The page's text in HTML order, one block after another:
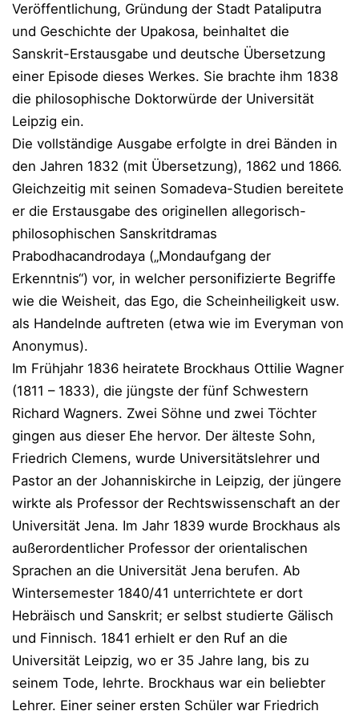
Veröffentlichung, Gründung der Stadt Pataliputra
und Geschichte der Upakosa, beinhaltet die
Sanskrit-Erstausgabe und deutsche Übersetzung
einer Episode dieses Werkes. Sie brachte ihm 1838
die philosophische Doktorwürde der Universität
Leipzig ein.
Die vollständige Ausgabe erfolgte in drei Bänden in
den Jahren 1832 (mit Übersetzung), 1862 und 1866.
Gleichzeitig mit seinen Somadeva-Studien bereitete
er die Erstausgabe des originellen allegorisch-
philosophischen Sanskritdramas
Prabodhacandrodaya („Mondaufgang der
Erkenntnis“) vor, in welcher personifizierte Begriffe
wie die Weisheit, das Ego, die Scheinheiligkeit usw.
als Handelnde auftreten (etwa wie im Everyman von
Anonymus).
Im Frühjahr 1836 heiratete Brockhaus Ottilie Wagner
(1811 – 1833), die jüngste der fünf Schwestern
Richard Wagners. Zwei Söhne und zwei Töchter
gingen aus dieser Ehe hervor. Der älteste Sohn,
Friedrich Clemens, wurde Universitätslehrer und
Pastor an der Johanniskirche in Leipzig, der jüngere
wirkte als Professor der Rechtswissenschaft an der
Universität Jena. Im Jahr 1839 wurde Brockhaus als
außerordentlicher Professor der orientalischen
Sprachen an die Universität Jena berufen. Ab
Wintersemester 1840/41 unterrichtete er dort
Hebräisch und Sanskrit; er selbst studierte Gälisch
und Finnisch. 1841 erhielt er den Ruf an die
Universität Leipzig, wo er 35 Jahre lang, bis zu
seinem Tode, lehrte. Brockhaus war ein beliebter
Lehrer. Einer seiner ersten Schüler war Friedrich